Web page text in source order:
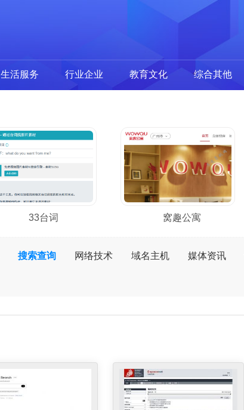
生活服务 行业企业 教育文化 综合其他
33台词 窝趣公寓
搜索查询 网络技术 域名主机 媒体资讯